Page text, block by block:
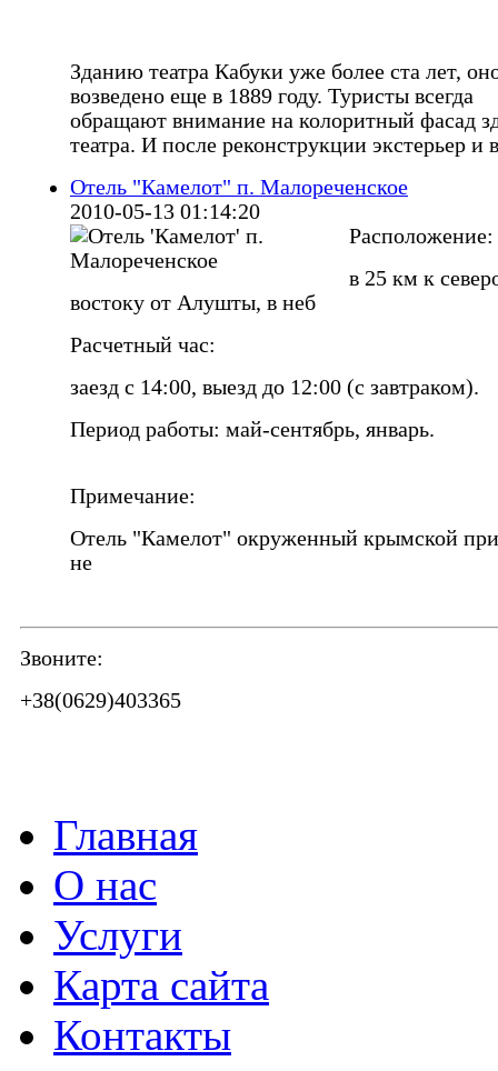
Зданию театра Кабуки уже более ста лет,
возведено еще в 1889 году. Туристы всегда
обращают внимание на колоритный фасад
театра. И после реконструкции экстерьер и
Отель "Камелот" п. Малореченское
2010-05-13 01:14:20
Расположение:
в 25 км к
востоку от Алушты, в неб
Расчетный час:
заезд с 14:00, выезд до 12:00 (с завтраком).
Период работы: май-сентябрь, январь.
Примечание:
Отель "Камелот" окруженный крымской
не
Звоните:
+38(0629)403365
Главная
О нас
Услуги
Карта сайта
Контакты